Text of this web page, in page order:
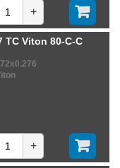
+
TC Viton 80-C-C
+